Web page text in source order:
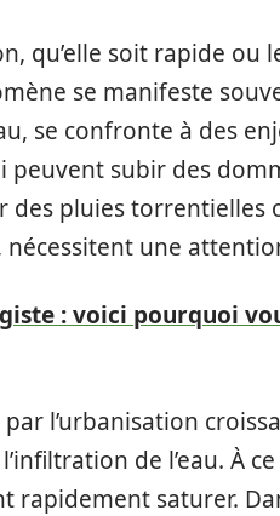
qu’elle soit rapide ou
se manifeste
se confronte à des
subir des
des pluies torrentielles
une
: voici pourquoi
l’urbanisation
de l’eau. À
rapidement saturer.